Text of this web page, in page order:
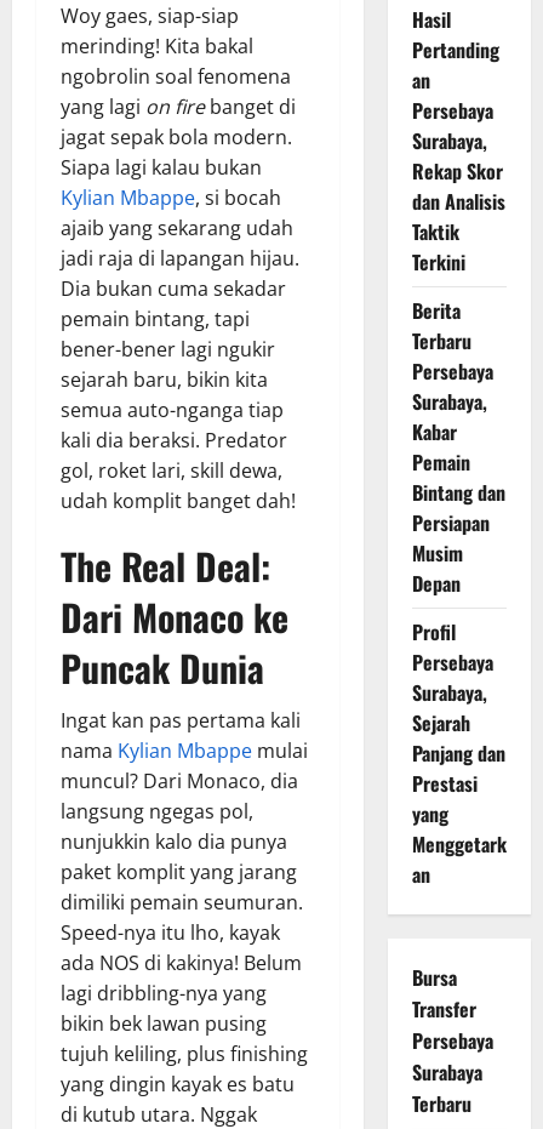
Woy gaes, siap-siap
merinding! Kita bakal
ngobrolin soal fenomena
yang lagi on firebanget di
jagat sepak bola modern.
Siapa lagi kalau bukan
Kylian Mbappe, si bocah
ajaib yang sekarang udah
jadi raja di lapangan hijau.
Dia bukan cuma sekadar
pemain bintang, tapi
bener-bener lagi ngukir
sejarah baru, bikin kita
semua auto-nganga tiap
kali dia beraksi. Predator
gol, roket lari, skill dewa,
udah komplit banget dah!
The Real Deal:
Dari Monaco ke
Puncak Dunia
Ingat kan pas pertama kali
nama Kylian Mbappe mulai
muncul? Dari Monaco, dia
langsung ngegas pol,
nunjukkin kalo dia punya
paket komplit yang jarang
dimiliki pemain seumuran.
Speed-nya itu lho, kayak
ada NOS di kakinya! Belum
lagi dribbling-nya yang
bikin bek lawan pusing
tujuh keliling, plus finishing
yang dingin kayak es batu
di kutub utara. Nggak
Hasil
Pertanding
an
Persebaya
Surabaya,
Rekap Skor
dan Analisis
Taktik
Terkini
Berita
Terbaru
Persebaya
Surabaya,
Kabar
Pemain
Bintang dan
Persiapan
Musim
Depan
Profil
Persebaya
Surabaya,
Sejarah
Panjang dan
Prestasi
yang
Menggetark
an
Bursa
Transfer
Persebaya
Surabaya
Terbaru